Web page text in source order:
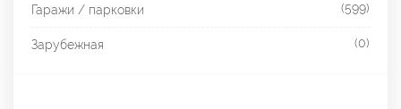
Гаражи / парковки (599)
Зарубежная (0)